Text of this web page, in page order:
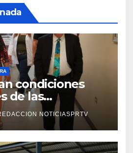
condiciones
de las
Departamento
en Mayagüez
NOTICIASPRTV